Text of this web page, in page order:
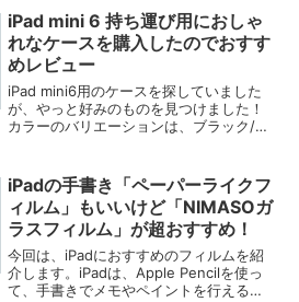
じていましたその後、GoodNotesとい
う...
iPad mini 6 持ち運び用におしゃ
れなケースを購入したのでおすす
めレビュー
iPad mini6用のケースを探していました
が、やっと好みのものを見つけました！
カラーのバリエーションは、ブラック/パ
mini6の本体カラーと同系色のブラ...
iPadの手書き「ペーパーライクフ
ィルム」もいいけど「NIMASOガ
ラスフィルム」が超おすすめ！
今回は、iPadにおすすめのフィルムを紹
介します。iPadは、Apple Pencilを使っ
て、手書きでメモやペイントを行える点